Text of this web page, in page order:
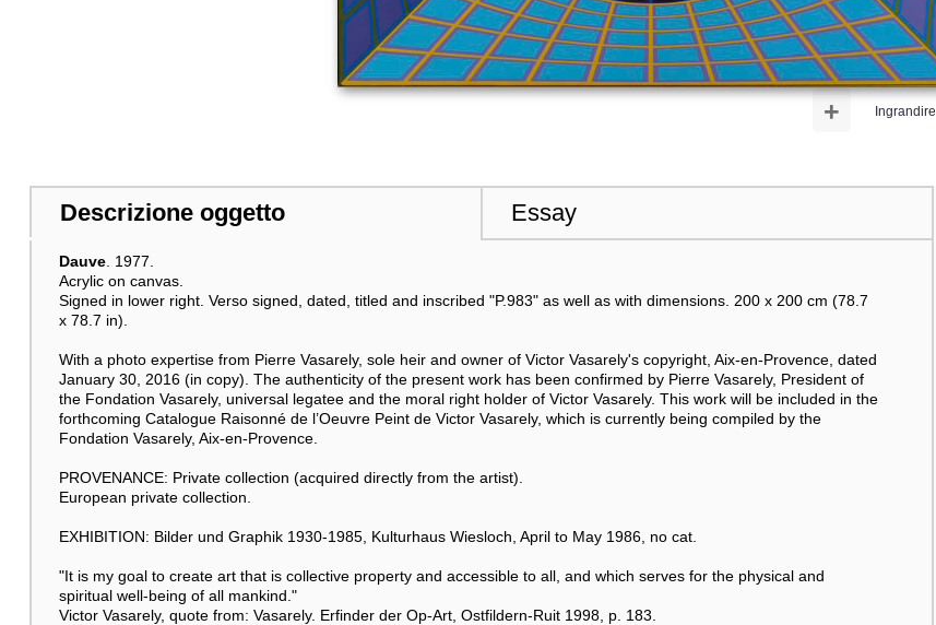
Ingrandire
+
Descrizione oggetto Essay
Dauve. 1977.
Acrylic on canvas.
Signed in lower right. Verso signed, dated, titled and inscribed "P.983" as well as with dimensions. 200 x 200 cm (78.7
x 78.7 in).
With a photo expertise from Pierre Vasarely, sole heir and owner of Victor Vasarely's copyright, Aix-en-Provence, dated
January 30, 2016 (in copy). The authenticity of the present work has been confirmed by Pierre Vasarely, President of
the Fondation Vasarely, universal legatee and the moral right holder of Victor Vasarely. This work will be included in the
forthcoming Catalogue Raisonné de l’Oeuvre Peint de Victor Vasarely, which is currently being compiled by the
Fondation Vasarely, Aix-en-Provence.
PROVENANCE: Private collection (acquired directly from the artist).
European private collection.
EXHIBITION: Bilder und Graphik 1930-1985, Kulturhaus Wiesloch, April to May 1986, no cat.
"It is my goal to create art that is collective property and accessible to all, and which serves for the physical and
spiritual well-being of all mankind."
Victor Vasarely, quote from: Vasarely. Erfinder der Op-Art, Ostfildern-Ruit 1998, p. 183.